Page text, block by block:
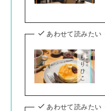
あわせて読みたい
あわせて読みたい